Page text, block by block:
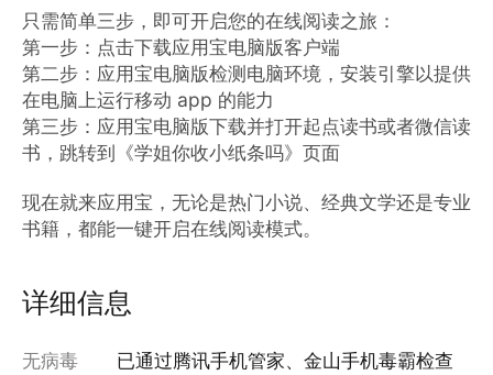
只需简单三步，即可开启您的在线阅读之旅：
第一步：点击下载应用宝电脑版客户端
第二步：应用宝电脑版检测电脑环境，安装引擎以提供
在电脑上运行移动 app 的能力
第三步：应用宝电脑版下载并打开起点读书或者微信读
书，跳转到《学姐你收小纸条吗》页面
现在就来应用宝，无论是热门小说、经典文学还是专业
书籍，都能一键开启在线阅读模式。
详细信息
无病毒 已通过腾讯手机管家、金山手机毒霸检查